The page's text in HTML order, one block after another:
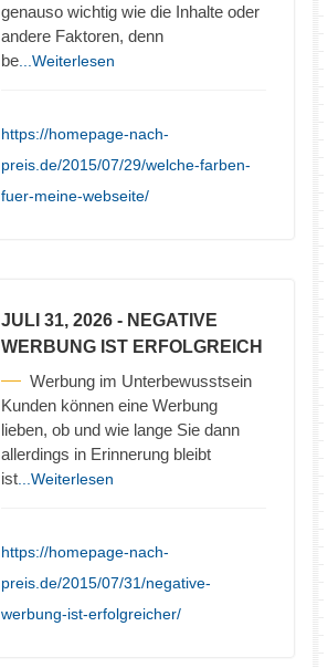
genauso wichtig wie die Inhalte oder
andere Faktoren, denn
be ...Weiterlesen
https://homepage-nach-
preis.de/2015/07/29/welche-farben-
fuer-meine-webseite/
JULI 31, 2026 - NEGATIVE
WERBUNG IST ERFOLGREICH
Werbung im Unterbewusstsein
Kunden können eine Werbung
lieben, ob und wie lange Sie dann
allerdings in Erinnerung bleibt
ist ...Weiterlesen
https://homepage-nach-
preis.de/2015/07/31/negative-
werbung-ist-erfolgreicher/